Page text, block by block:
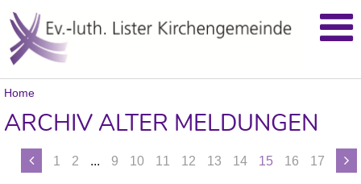
Home
ARCHIV ALTER MELDUNGEN
1 2 ... 9 10 11 12 13 14 15 16 17